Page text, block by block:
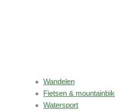
Wandelen
Fietsen &
Watersport